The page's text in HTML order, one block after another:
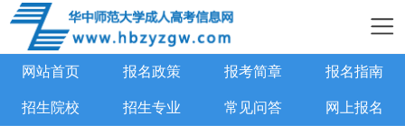
网站首页 报名政策 报考简章 报名指南
招生院校 招生专业 常见问答 网上报名